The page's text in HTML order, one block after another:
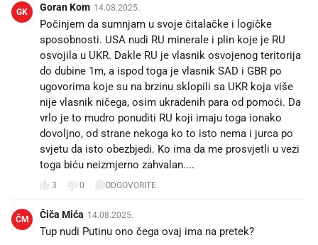
GK Goran Kom 14.08.2025.
Počinjem da sumnjam u svoje čitalačke i logičke
sposobnosti. USA nudi RU minerale i plin koje je RU
osvojila u UKR. Dakle RU je vlasnik osvojenog teritorija
do dubine 1m, a ispod toga je vlasnik SAD i GBR po
ugovorima koje su na brzinu sklopili sa UKR koja više
nije vlasnik ničega, osim ukradenih para od pomoći. Da
vrlo je to mudro ponuditi RU koji imaju toga ionako
dovoljno, od strane nekoga ko to isto nema i jurca po
svjetu da isto obezbjedi. Ko ima da me prosvjetli u vezi
toga biću neizmjerno zahvalan....
3 0 ODGOVORITE
ČM Čiča Mića 14.08.2025.
Tup nudi Putinu ono čega ovaj ima na pretek?